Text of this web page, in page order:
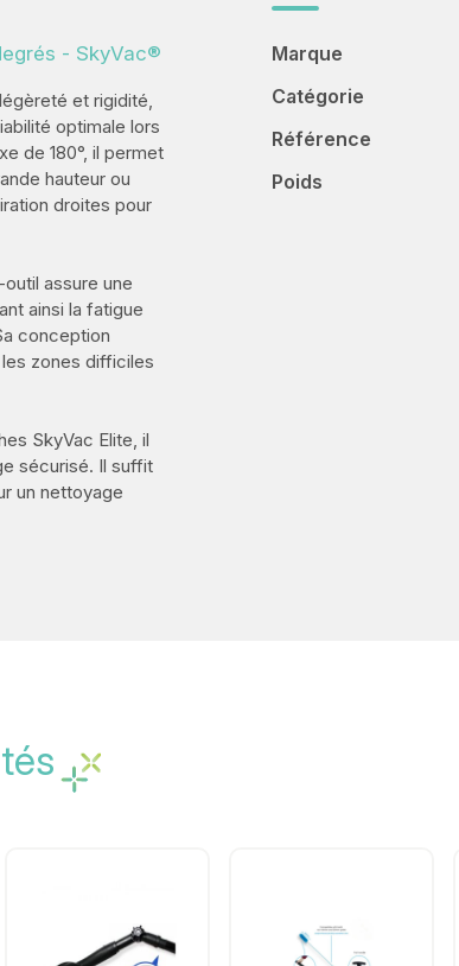
- SkyVac®
et rigidité,
optimale lors
de 180°, il permet
hauteur ou
droites pour
assure une
ainsi la fatigue
conception
zones difficiles
SkyVac Elite, il
sécurisé. Il suffit
un nettoyage
Marque
Catégorie
Référence
Poids